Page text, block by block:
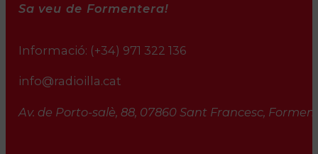
Sa veu de Formentera!
Informació: (+34) 971 322 136
info@radioilla.cat
Av. de Porto-salè, 88, 07860 Sant Francesc,